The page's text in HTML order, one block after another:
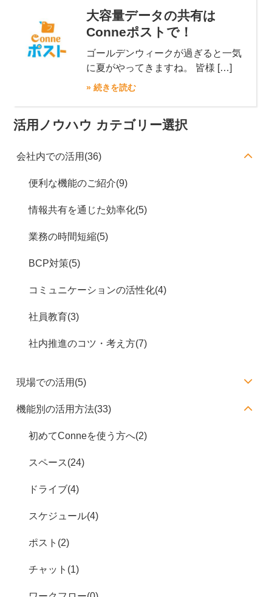
大容量データの共有は
Conneポストで！
ゴールデンウィークが過ぎると一気
に夏がやってきますね。 皆様 […]
» 続きを読む
活用ノウハウ カテゴリー選択
会社内での活用(36)
便利な機能のご紹介(9)
情報共有を通じた効率化(5)
業務の時間短縮(5)
BCP対策(5)
コミュニケーションの活性化(4)
社員教育(3)
社内推進のコツ・考え方(7)
現場での活用(5)
機能別の活用方法(33)
初めてConneを使う方へ(2)
スペース(24)
ドライブ(4)
スケジュール(4)
ポスト(2)
チャット(1)